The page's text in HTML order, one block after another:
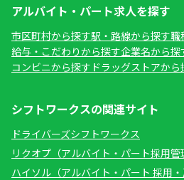
アルバイト・パート求人を探す
市区町村から探す駅・路線から探す職
給与・こだわりから探す企業名から探
コンビニから探す ドラッグストアから
シフトワークスの関連サイト
ドライバーズシフトワークス
リクオプ（アルバイト・パート採用管
ハイソル（アルバイト・パート 採用・